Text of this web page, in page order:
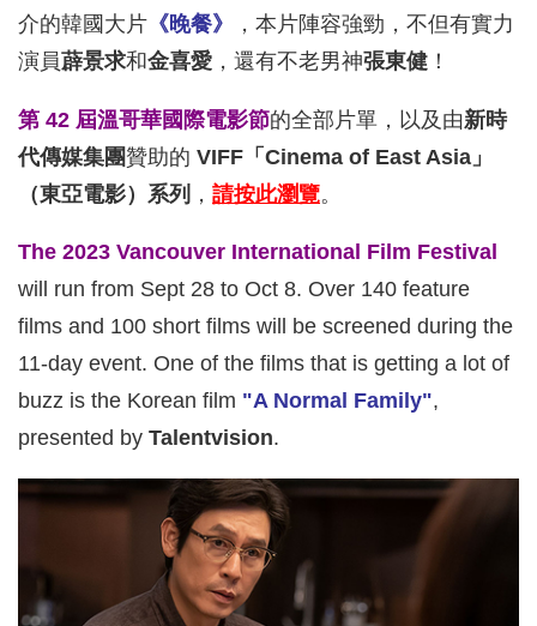
介的韓國大片 《晚餐》
，本片陣容強勁，不但有實力
演員薜景求和金喜愛 ，還有不老男神張東健 ！
第 42 屆溫哥華國際電影節的全部片單，以及由新時
代傳媒集團贊助的 VIFF「Cinema of East Asia」
（東亞電影）系列 ， 請按此瀏覽。
The 2023 Vancouver International Film Festival
will run from Sept 28 to Oct 8. Over 140 feature
films and 100 short films will be screened during the
11-day event. One of the films that is getting a lot of
buzz is the Korean film "A Normal Family",
presented by Talentvision.